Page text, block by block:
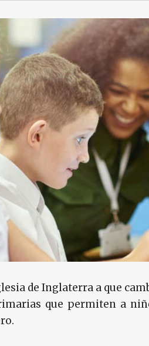
de Inglaterra a que
que permiten a